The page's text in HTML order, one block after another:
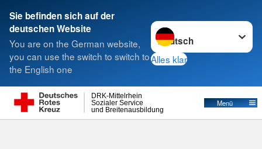
Sie befinden sich auf der
deutschen Website
You are on the German website,
you can use the switch to switch to
the English one
Sprache wechseln zu
Alles klar
und Breitenausbildung
Sozialer Service
DRK-Mittelrhein
Menü
Suche